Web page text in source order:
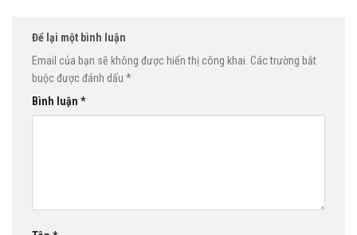
Để lại một bình luận
Email của bạn sẽ không được hiển thị công khai. Các trường bắt
buộc được đánh dấu *
Bình luận *